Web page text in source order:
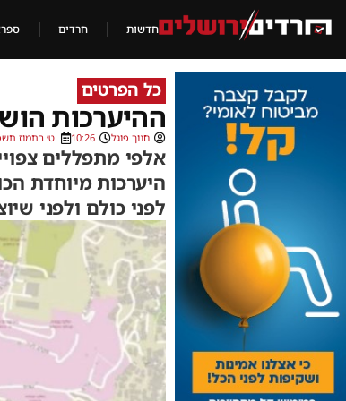
חדשות חרדים
כל הפרטים
ההיערכות
חנוך פוגל 10:26 ט׳ בתמוז תשפ״ו (24/
אלפי מתפללים
היערכות מיוחדת
לפני כולם ולפני